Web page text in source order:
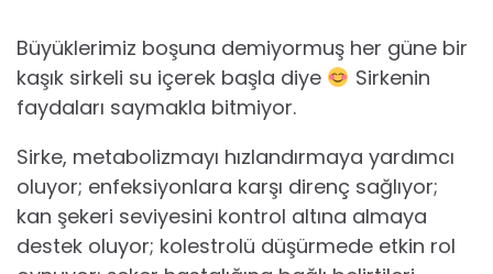
Büyüklerimiz boşuna demiyormuş her güne bir
kaşık sirkeli su içerek başla diye
Sirkenin
faydaları saymakla bitmiyor.
Sirke, metabolizmayı hızlandırmaya yardımcı
oluyor; enfeksiyonlara karşı direnç sağlıyor;
kan şekeri seviyesini kontrol altına almaya
destek oluyor; kolestrolü düşürmede etkin rol